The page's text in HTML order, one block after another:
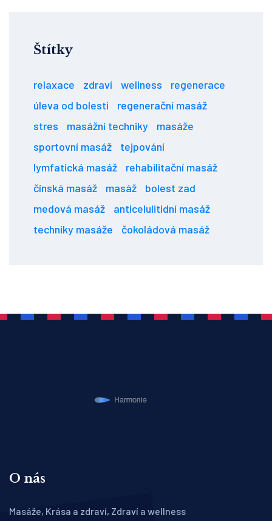
Štítky
relaxace zdraví wellness
regenerace
úleva od bolesti
regenerační masáž
stres
masážní techniky
masáže
sportovní masáž
tejpování
lymfatická masáž
rehabilitační masáž
čínská masáž
masáž
bolest zad
medová masáž
anticelulitidní masáž
techniky masáže
čokoládová masáž
O nás
Masáže, Krása a zdraví, Zdraví a wellness